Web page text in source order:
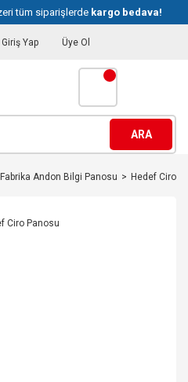
tüm siparişlerde kargo bedava!
Giriş Yap Üye Ol
ARA
Fabrika Andon Bilgi Panosu Hedef Ciro